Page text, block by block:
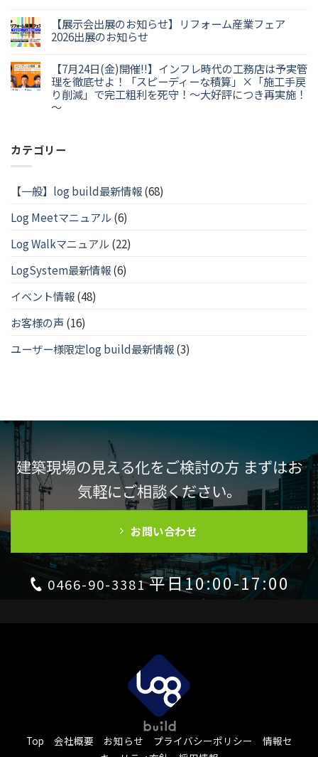
【展示会出展のお知らせ】リフォーム産業フェア
2026出展のお知らせ
【7月24日(金)開催!!】インフレ時代の工務店は予実管
理を徹底せよ！「スピーディーな積算」×「施工手戻
り削減」で完工粗利を死守！～大好評につき再実施！
～
カテゴリー
【一般】log build最新情報(68)
Log Meetマニュアル(6)
Log Walkマニュアル(22)
LogSystem最新情報(6)
イベント情報(48)
お客様の声(16)
ユーザー様限定log build最新情報(3)
建築現場の見える化をご検討の方 まずはお
気軽にご相談ください。
お問い合わせ
0466-90-3381平日10:00-17:00
Top 会社概要 お知らせ プライバシーポリシー
情報セ